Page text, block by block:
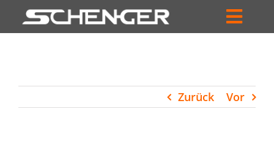
Inhalt
HÄNDLERSUCHE
Zurück Vor